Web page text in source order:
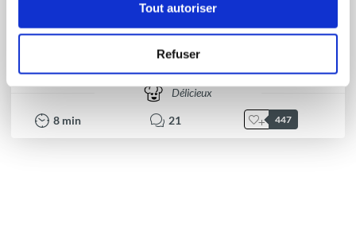
Tout autoriser
Refuser
Sylvie DUEZ
Conseillère Guy Demarle
Confiture d'Abricots (Dude)
Délicieux
8 min 21 447